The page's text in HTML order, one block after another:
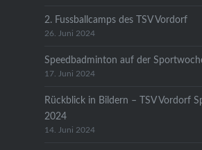
2. Fussballcamps des TSV Vordorf
26. Juni 2024
Speedbadminton auf der
17. Juni 2024
Rückblick in Bildern – TSV Vordorf
2024
14. Juni 2024